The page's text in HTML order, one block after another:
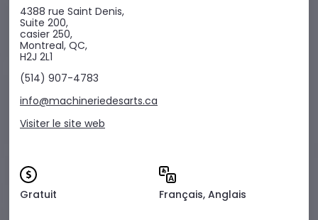
4388 rue Saint Denis,
Suite 200,
casier 250,
Montreal, QC,
H2J 2L1
(514) 907-4783
info@machineriedesarts.ca
Visiter le site web
Gratuit Français, Anglais